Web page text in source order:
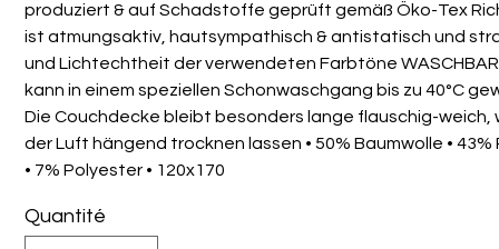
produziert & auf Schadstoffe geprüft gemäß Öko-Tex
ist atmungsaktiv, hautsympathisch & antistatisch und
und Lichtechtheit der verwendeten Farbtöne
kann in einem speziellen Schonwaschgang bis zu 40°C
Die Couchdecke bleibt besonders lange flauschig-weich,
der Luft hängend trocknen lassen • 50% Baumwolle •
• 7% Polyester • 120x170
Quantité